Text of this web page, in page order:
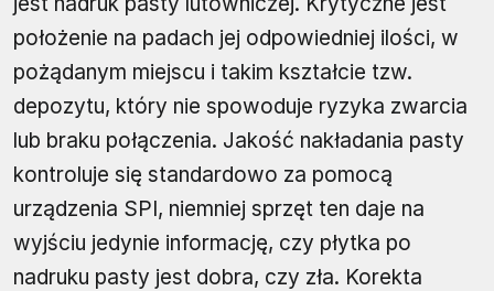
położenie na padach jej odpowiedniej ilości, w
pożądanym miejscu i takim kształcie tzw.
depozytu, który nie spowoduje ryzyka zwarcia
lub braku połączenia. Jakość nakładania pasty
kontroluje się standardowo za pomocą
urządzenia SPI, niemniej sprzęt ten daje na
wyjściu jedynie informację, czy płytka po
nadruku pasty jest dobra, czy zła. Korekta